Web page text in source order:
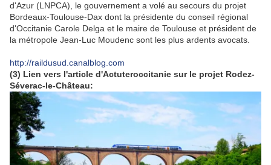
d'Azur (LNPCA), le gouvernement a volé au secours du projet
Bordeaux-Toulouse-Dax dont la présidente du conseil régional
d'Occitanie Carole Delga et le maire de Toulouse et président de
la métropole Jean-Luc Moudenc sont les plus ardents avocats.
http://raildusud.canalblog.com
(3) Lien vers l'article d'Actuteroccitanie sur le projet Rodez-
Séverac-le-Château: